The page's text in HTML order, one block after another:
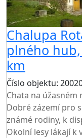
Chalupa
plného
km
Číslo objektu:
Chata na
Dobré zázemí pro
známé rodiny, k
Okolní lesy lákají k